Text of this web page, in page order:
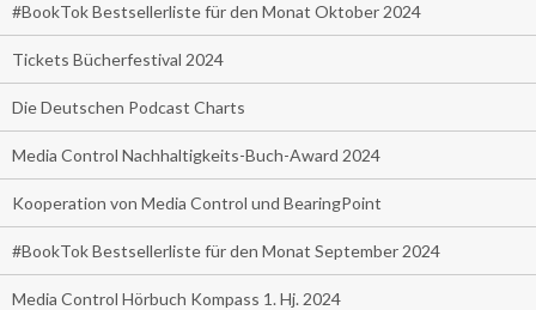
#BookTok Bestsellerliste für den Monat Oktober 2024
Tickets Bücherfestival 2024
Die Deutschen Podcast Charts
Media Control Nachhaltigkeits-Buch-Award 2024
Kooperation von Media Control und BearingPoint
#BookTok Bestsellerliste für den Monat September 2024
Media Control Hörbuch Kompass 1. Hj. 2024